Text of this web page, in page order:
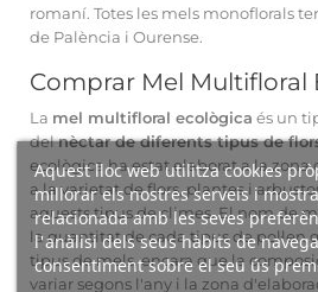
Aquest lloc web utilitza cookies
millorar els nostres serveis i
relacionada amb les seves
l'anàlisi dels seus hàbits de
consentiment sobre el seu ús
romaní. Totes les mels monoflorals
de Palència i Ourense.
Comprar Mel Multifloral
La mel multifloral ecològica és un
delnèctar de diferents tipus de
ecològica ha estat elaborat a la
a la varietat de flors, plantes i
aquests tipus de climes. El nom de
la quantitat de cada tipus de pol·len
tipus de mels, encara que la
variar segons l'any i la zona